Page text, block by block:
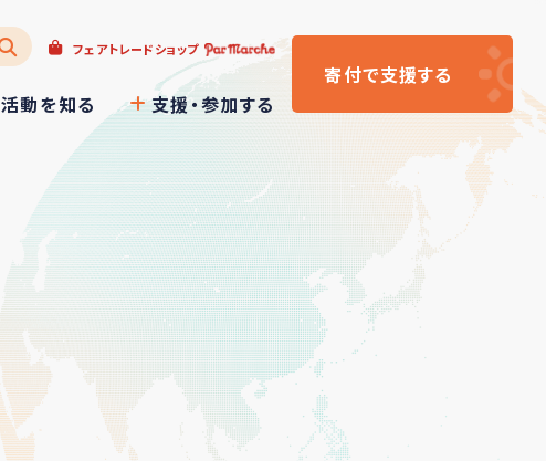
フェアトレードショップ
活動を知る 支援・参加する
寄付で支援する